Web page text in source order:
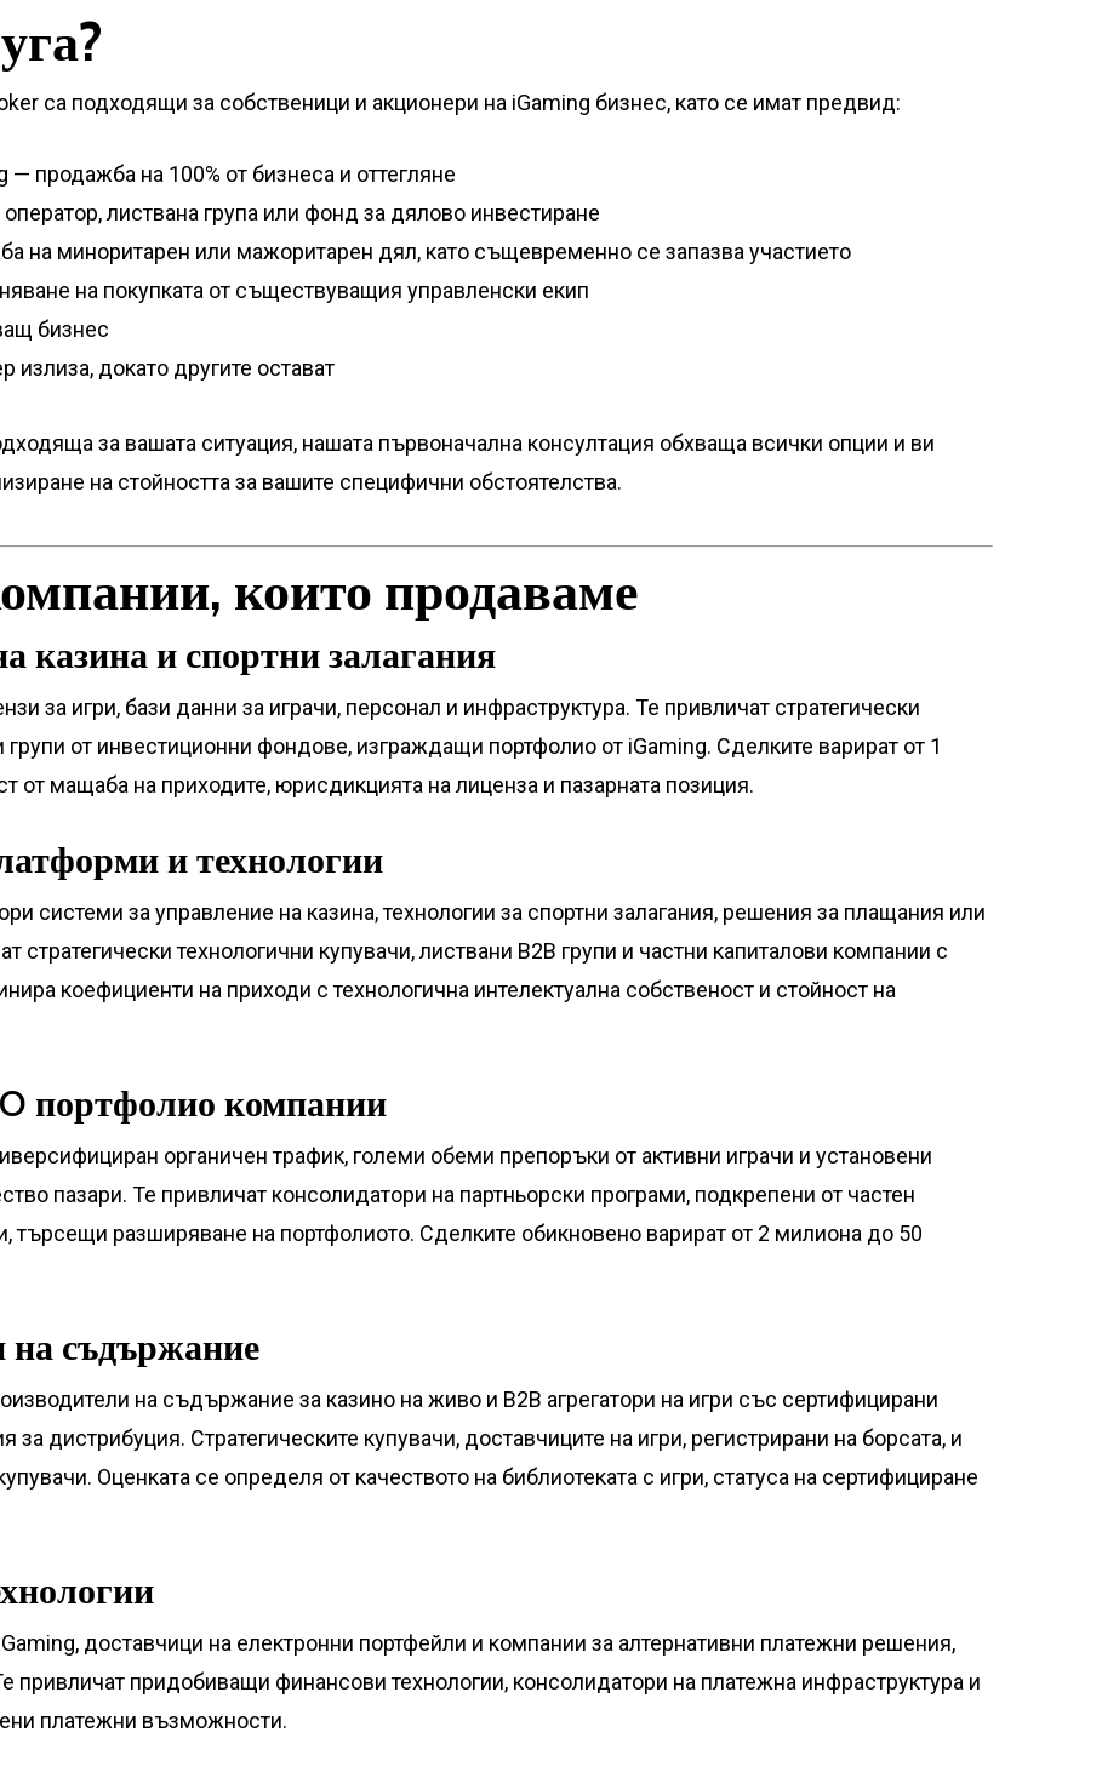
са подходящи за собственици и акционери на iGaming бизнес, като се имат предвид:
— продажба на 100% от бизнеса и оттегляне
листвана група или фонд за дялово инвестиране
на миноритарен или мажоритарен дял, като същевременно се запазва участието
на покупката от съществуващия управленски екип
бизнес
излиза, докато другите остават
за вашата ситуация, нашата първоначална консултация обхваща всички опции и ви
на стойността за вашите специфични обстоятелства.
които продаваме
казина и спортни залагания
за игри, бази данни за играчи, персонал и инфраструктура. Те привличат стратегически
от инвестиционни фондове, изграждащи портфолио от iGaming. Сделките варират от 1
мащаба на приходите, юрисдикцията на лиценза и пазарната позиция.
и технологии
системи за управление на казина, технологии за спортни залагания, решения за плащания или
стратегически технологични купувачи, листвани B2B групи и частни капиталови компании с
коефициенти на приходи с технологична интелектуална собственост и стойност на
портфолио компании
органичен трафик, големи обеми препоръки от активни играчи и установени
пазари. Те привличат консолидатори на партньорски програми, подкрепени от частен
търсещи разширяване на портфолиото. Сделките обикновено варират от 2 милиона до 50
на съдържание
на съдържание за казино на живо и B2B агрегатори на игри със сертифицирани
за дистрибуция. Стратегическите купувачи, доставчиците на игри, регистрирани на борсата, и
Оценката се определя от качеството на библиотеката с игри, статуса на сертифициране
доставчици на електронни портфейли и компании за алтернативни платежни решения,
привличат придобиващи финансови технологии, консолидатори на платежна инфраструктура и
платежни възможности.